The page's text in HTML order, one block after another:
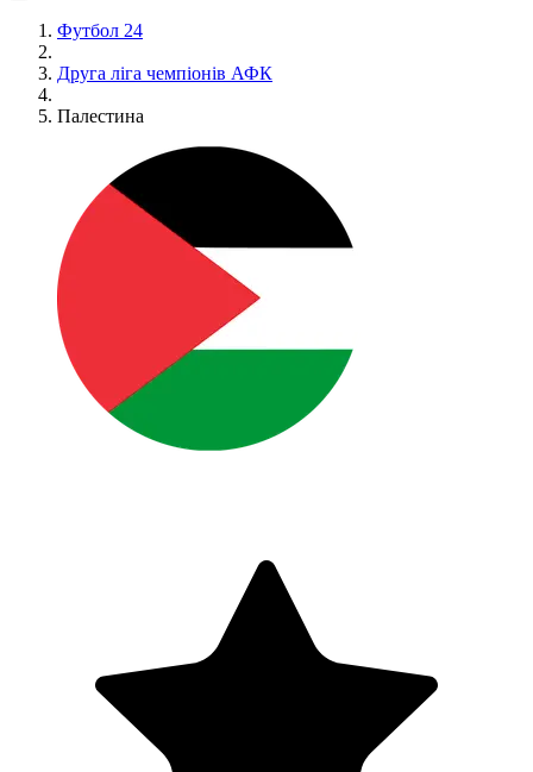
Футбол 24
Друга ліга чемпіонів АФК
Палестина